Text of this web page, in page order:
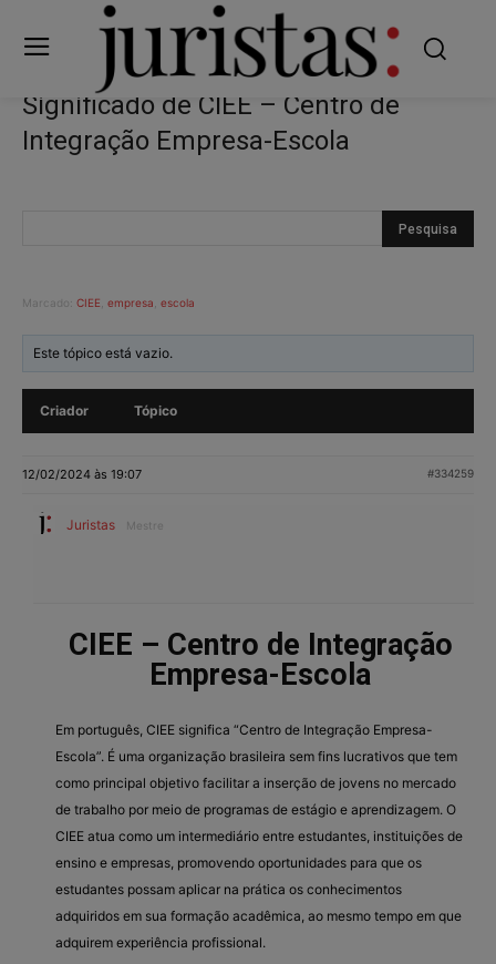
Significado de CIEE – Centro de
Integração Empresa-Escola
Marcado: CIEE empresa escola
Este tópico está vazio.
Criador Tópico
12/02/2024 às 19:07 #334259
Juristas Mestre
CIEE – Centro de Integração
Empresa-Escola
Em português, CIEE significa “Centro de Integração Empresa-
Escola”. É uma organização brasileira sem fins lucrativos que tem
como principal objetivo facilitar a inserção de jovens no mercado
de trabalho por meio de programas de estágio e aprendizagem. O
CIEE atua como um intermediário entre estudantes, instituições de
ensino e empresas, promovendo oportunidades para que os
estudantes possam aplicar na prática os conhecimentos
adquiridos em sua formação acadêmica, ao mesmo tempo em que
adquirem experiência profissional.